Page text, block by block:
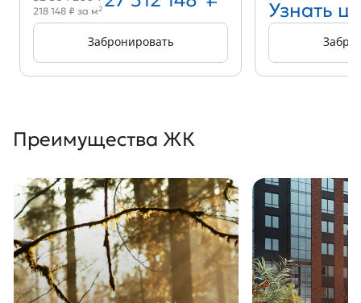
218 148 ₽ за м2
Забронировать
Узнать
Преимущества ЖК